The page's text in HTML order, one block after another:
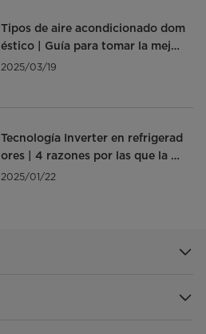
Tipos de aire acondicionado dom
éstico | Guía para tomar la mejor
decisión
2025/03/19
Tecnología Inverter en refrigerad
ores | 4 razones por las que la ne
cesitas
2025/01/22